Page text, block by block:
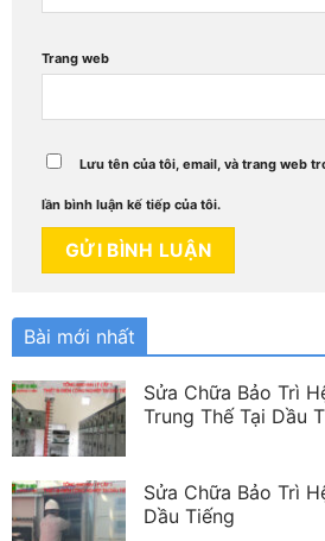
Trang web
Lưu tên của tôi, email, và trang web
lần bình luận kế tiếp của tôi.
Bài mới nhất
Sửa Chữa Bảo Trì
Trung Thế Tại Dầu
Sửa Chữa Bảo Trì
Dầu Tiếng